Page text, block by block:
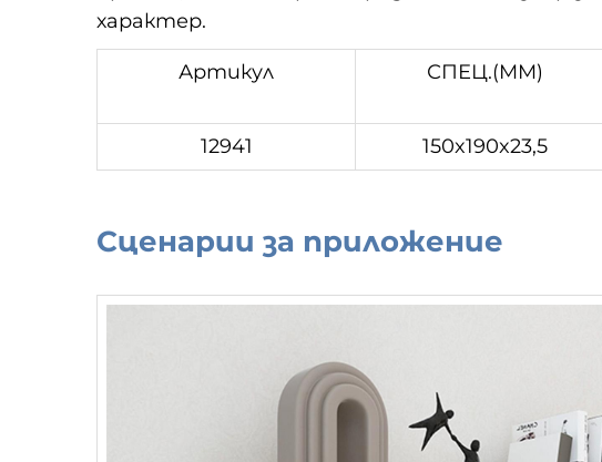
характер.
Артикул СПЕЦ.(MM)
12941
150x190x23,5
Сценарии за приложение